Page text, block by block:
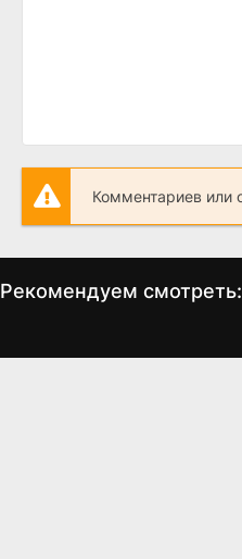
Комментариев или
Рекомендуем смотреть: